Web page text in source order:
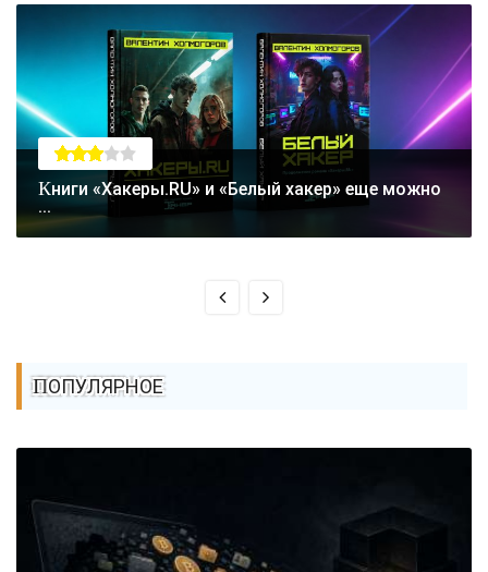
Книги «Хакеры.RU» и «Белый хакер» еще можно
...
ПОПУЛЯРНОЕ